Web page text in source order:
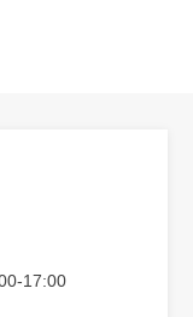
17:00